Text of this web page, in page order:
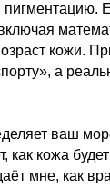
кожи.
а
ваш
как кожа
мне, как